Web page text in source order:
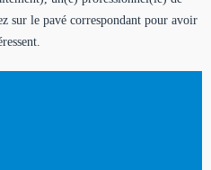
sur le pavé correspondant pour avoir
les rubriques qui